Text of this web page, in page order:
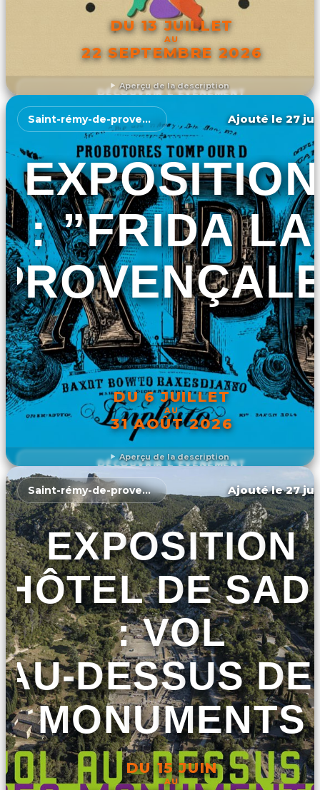
Aperçu de la description
DU 13 JUILLET
AU
22 SEPTEMBRE 2026
DÉCOUVRIR L'ÉVÉNEMENT
Aperçu de la description
Saint-rémy-de-provence Ajouté le 27
EXPOSITION
: ”FRIDA LA
DU 6 JUILLET
AU
31 AOÛT 2026
DÉCOUVRIR L'ÉVÉNEMENT
Saint-rémy-de-provence Ajouté le 27
EXPOSITION
HÔTEL DE
: VOL
AU-DESSUS
MONUMENTS
DU 15 JUIN
AU